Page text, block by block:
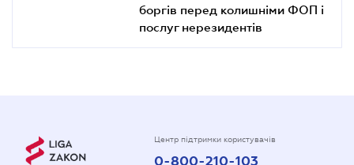
боргів перед колишніми ФОП і
послуг нерезидентів
Центр підтримки користувачів
0-800-210-103